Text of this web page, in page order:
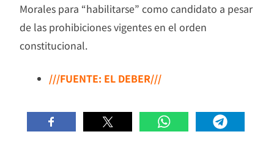
Morales para “habilitarse” como candidato a pesar
de las prohibiciones vigentes en el orden
constitucional.
///FUENTE: EL DEBER///